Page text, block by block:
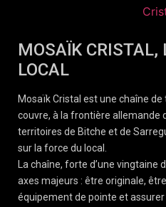
MOSAÏK CRISTAL,
LOCAL
Mosaïk Cristal est une chaîne
couvre, à la frontière allemande
territoires de Bitche et de
sur la force du local.
La chaîne, forte d’une vingtaine
axes majeurs : être originale,
équipement de pointe et